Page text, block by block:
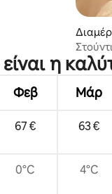
η
Φεβ Μάρ
67 € 63 €
0°C 4°C